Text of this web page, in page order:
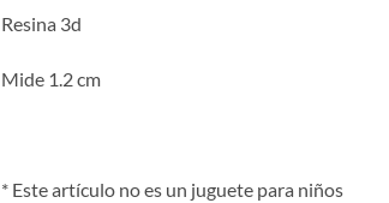
Resina 3d
Mide 1.2 cm
* Este artículo no es un juguete para niños